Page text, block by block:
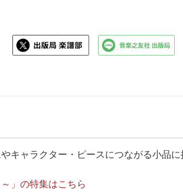
キャラクター・ピースにつながる小品
」の特集はこちら